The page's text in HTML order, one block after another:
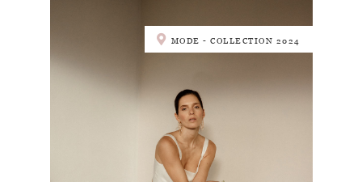
MODE - COLLECTION 2024